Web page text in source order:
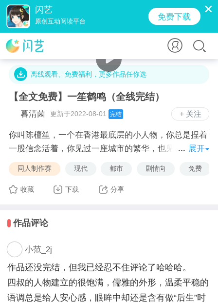
闪艺
原创互动阅读平台 免费下载
15.5万字 · 22.2万人气 · 160.1M · 15.7万贡献值
离线观看、免费福利，更多作品任你选
【全文免费】一笙鹤鸣（全线完结）
+ 关注
暮清菌 更新于2022-08-01 完结
你叫陈檀笙，一个在香港最底层的小人物，你总是捏着
一股信念活着，你见过一座城市的繁华，也见过某个角
落的萧条。
时隔多年的一次见面他便救你和你阿哥于水深火热之
中。
远处的他早已将你的所作所为尽收眼底。
你是野玫瑰，而他是一壶清水，
在所有事面前你可以坦坦荡荡，大大方方。唯独喜欢他
这件事你闭而不语，拼命隐藏。
直到那夜，酒醉情迷，一夜旖旎……
“四叔……都系成年人，嗰晚嘅事就咁过去吧。”
展开
同人制作赛 现代 都市 剧情向 免费
收藏 下载 分享
作品评论
小范_2j
作品还没完结，但我已经忍不住评论了哈哈哈。
四叔的人物建立的很饱满，儒雅的外形，温柔平稳的
语调总是给人安心感，眼眸中却还是含有做“后生”时